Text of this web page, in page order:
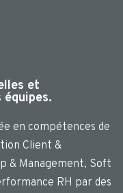
et
en compétences de
Client &
& Management, Soft
RH par des